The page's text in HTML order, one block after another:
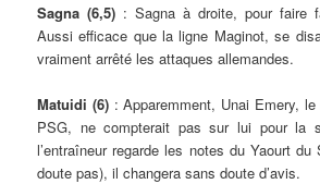
Sagna (6,5) : Sagna à droite, pour faire
Aussi efficace que la ligne Maginot, se
vraiment arrêté les attaques allemandes.
Matuidi (6): Apparemment, Unai Emery, le
PSG, ne compterait pas sur lui pour la
l’entraîneur regarde les notes du Yaourt
doute pas), il changera sans doute d’avis.